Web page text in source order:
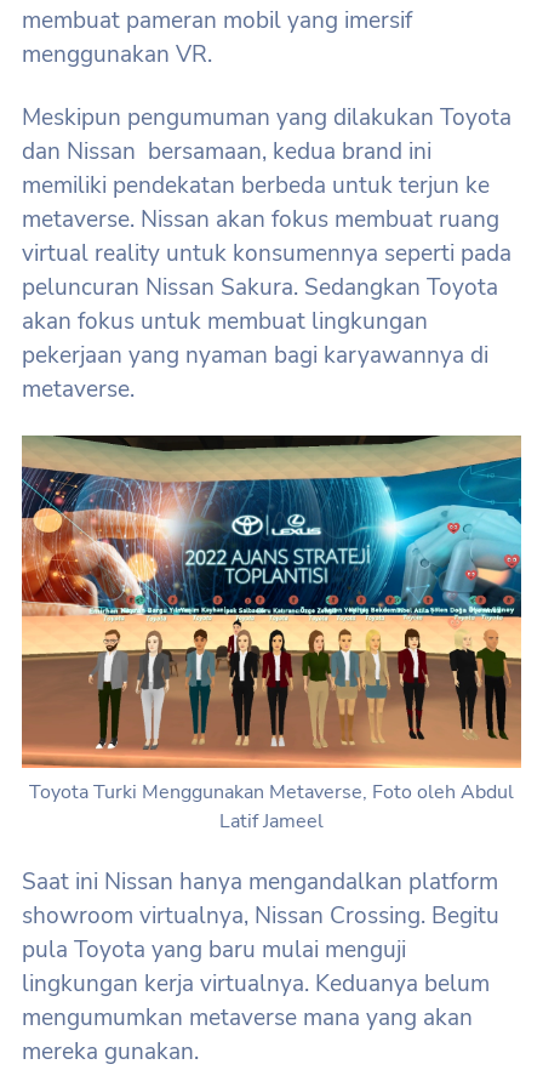
membuat pameran mobil yang imersif
menggunakan VR.
Meskipun pengumuman yang dilakukan Toyota
dan Nissan bersamaan, kedua brand ini
memiliki pendekatan berbeda untuk terjun ke
metaverse. Nissan akan fokus membuat ruang
virtual reality untuk konsumennya seperti pada
peluncuran Nissan Sakura. Sedangkan Toyota
akan fokus untuk membuat lingkungan
pekerjaan yang nyaman bagi karyawannya di
metaverse.
Toyota Turki Menggunakan Metaverse, Foto oleh Abdul
Latif Jameel
Saat ini Nissan hanya mengandalkan platform
showroom virtualnya, Nissan Crossing. Begitu
pula Toyota yang baru mulai menguji
lingkungan kerja virtualnya. Keduanya belum
mengumumkan metaverse mana yang akan
mereka gunakan.